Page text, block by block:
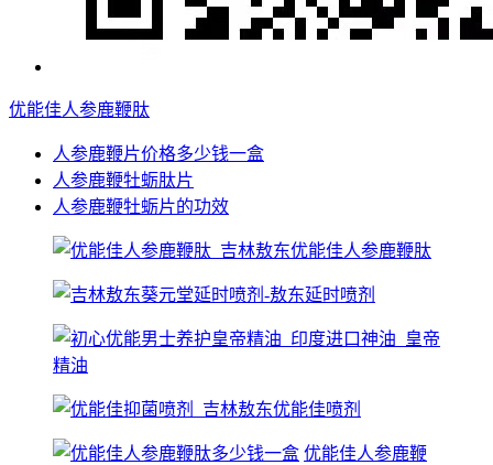
优能佳人参鹿鞭肽
人参鹿鞭片价格多少钱一盒
人参鹿鞭牡蛎肽片
人参鹿鞭牡蛎片的功效
优能佳人参鹿鞭